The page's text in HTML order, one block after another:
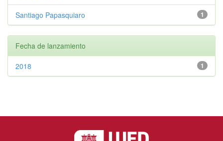
1
Santiago Papasquiaro
Fecha de lanzamiento
1
2018